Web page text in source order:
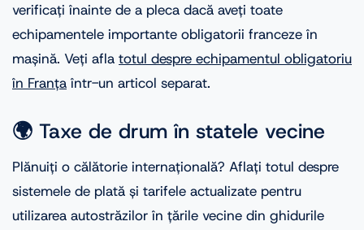
verificați înainte de a pleca dacă aveți toate
echipamentele importante obligatorii franceze în
mașină. Veți afla totul despre echipamentul obligatoriu
în Franța într-un articol separat.
🌍 Taxe de drum în statele vecine
Plănuiți o călătorie internațională? Aflați totul despre
sistemele de plată și tarifele actualizate pentru
utilizarea autostrăzilor în țările vecine din ghidurile